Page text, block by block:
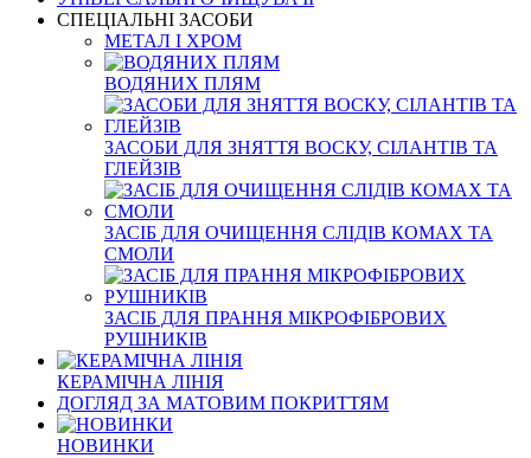
СПЕЦІАЛЬНІ ЗАСОБИ
МЕТАЛ І ХРОМ
ВОДЯНИХ ПЛЯМ
ЗАСОБИ ДЛЯ ЗНЯТТЯ ВОСКУ, СІЛАНТІВ ТА
ГЛЕЙЗІВ
ЗАСІБ ДЛЯ ОЧИЩЕННЯ СЛІДІВ КОМАХ ТА
СМОЛИ
ЗАСІБ ДЛЯ ПРАННЯ МІКРОФІБРОВИХ
РУШНИКІВ
КЕРАМІЧНА ЛІНІЯ
ДОГЛЯД ЗА МАТОВИМ ПОКРИТТЯМ
НОВИНКИ